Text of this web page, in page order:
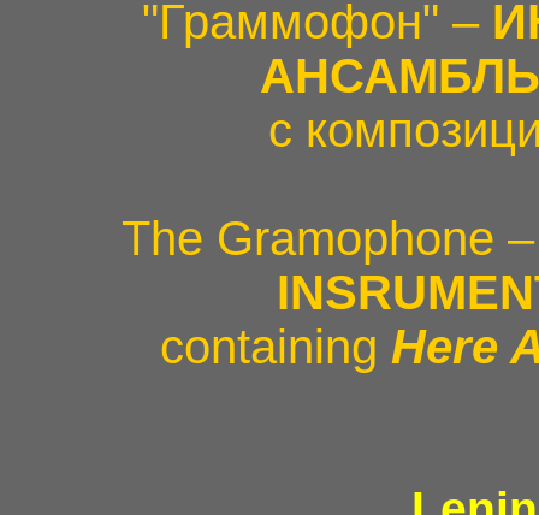
"Граммофон" –
с
The Gramophone
containing Here